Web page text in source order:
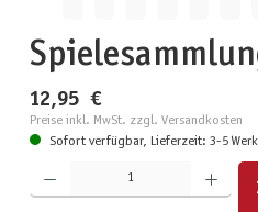
12,95 €
Preise inkl. MwSt. zzgl. Versandkosten
Sofort verfügbar, Lieferzeit: 3-5
Produkt Anzahl: Gib den gewünschten Wert ein